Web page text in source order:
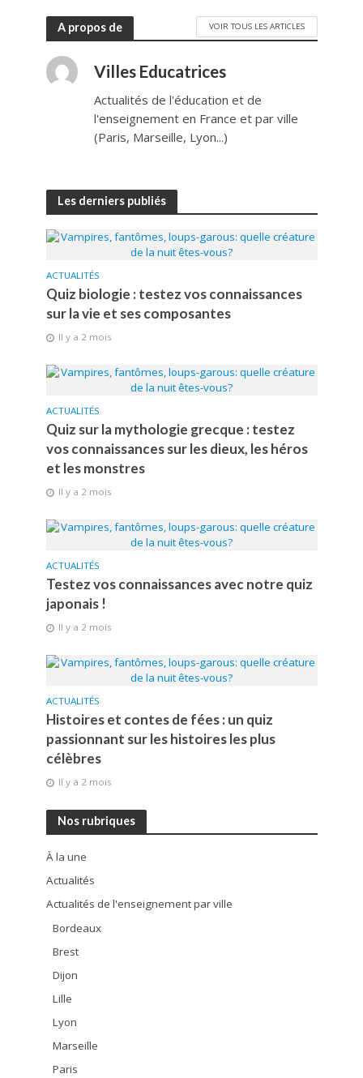
A propos de VOIR TOUS LES ARTICLES
Villes Educatrices
Actualités de l'éducation et de
l'enseignement en France et par ville
(Paris, Marseille, Lyon...)
Les derniers publiés
ACTUALITÉS
Quiz biologie : testez vos connaissances
sur la vie et ses composantes
Il y a 2 mois
ACTUALITÉS
Quiz sur la mythologie grecque : testez
vos connaissances sur les dieux, les héros
et les monstres
Il y a 2 mois
ACTUALITÉS
Testez vos connaissances avec notre quiz
japonais !
Il y a 2 mois
ACTUALITÉS
Histoires et contes de fées : un quiz
passionnant sur les histoires les plus
célèbres
Il y a 2 mois
Nos rubriques
À la une
Actualités
Actualités de l'enseignement par ville
Bordeaux
Brest
Dijon
Lille
Lyon
Marseille
Paris